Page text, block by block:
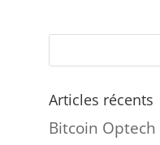
Articles récents
Bitcoin